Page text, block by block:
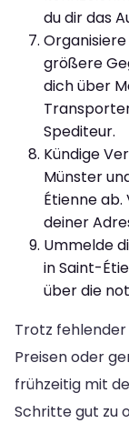
du dir das
größere
dich über
Spediteur.
Kündige
Münster
Étienne
deiner
Ummelde
in Saint-
über die
Trotz
Preisen oder
frühzeitig mit
Schritte gut zu